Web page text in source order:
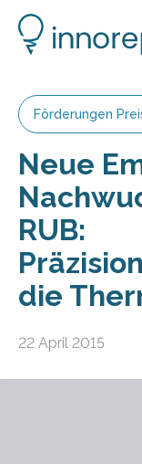
Förderungen
Neue
RUB:
die
22 April 2015